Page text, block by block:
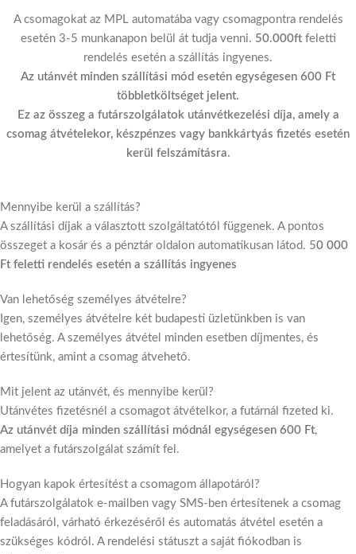
A csomagokat az MPL automatába vagy csomagpontra rendelés
esetén 3-5 munkanapon belül át tudja venni. 50.000ftfeletti
rendelés esetén a szállítás ingyenes.
Az utánvét minden szállítási mód esetén egységesen 600 Ft
többletköltséget jelent.
Ez az összeg a futárszolgálatok utánvétkezelési díja, amely a
csomag átvételekor, készpénzes vagy bankkártyás fizetés esetén
kerül felszámításra.
Mennyibe kerül a szállítás?
A szállítási díjak a választott szolgáltatótól függenek. A pontos
összeget a kosár és a pénztár oldalon automatikusan látod. 50 000
Ft feletti rendelés esetén a szállítás ingyenes
Van lehetőség személyes átvételre?
Igen, személyes átvételre két budapesti üzletünkben is van
lehetőség. A személyes átvétel minden esetben díjmentes, és
értesítünk, amint a csomag átvehető.
Mit jelent az utánvét, és mennyibe kerül?
Utánvétes fizetésnél a csomagot átvételkor, a futárnál fizeted ki.
Az utánvét díja minden szállítási módnál egységesen 600 Ft,
amelyet a futárszolgálat számít fel.
Hogyan kapok értesítést a csomagom állapotáról?
A futárszolgálatok e-mailben vagy SMS-ben értesítenek a csomag
feladásáról, várható érkezéséről és automatás átvétel esetén a
szükséges kódról. A rendelési státuszt a saját fiókodban is